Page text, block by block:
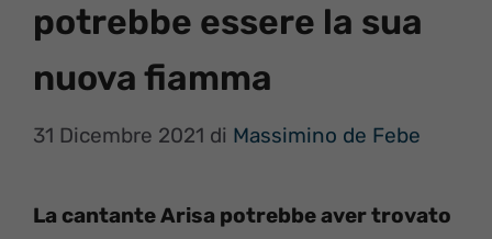
potrebbe essere la sua
nuova fiamma
31 Dicembre 2021 di Massimino de Febe
La cantante Arisa potrebbe aver trovato